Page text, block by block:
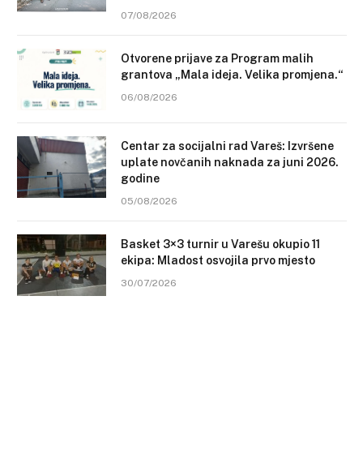
07/08/2026
Otvorene prijave za Program malih
grantova „Mala ideja. Velika promjena.“
06/08/2026
Centar za socijalni rad Vareš: Izvršene
uplate novčanih naknada za juni 2026.
godine
05/08/2026
Basket 3×3 turnir u Varešu okupio 11
ekipa: Mladost osvojila prvo mjesto
30/07/2026